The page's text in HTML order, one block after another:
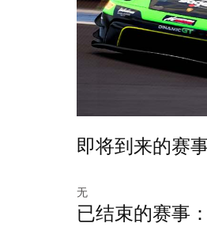
即将到来的赛事
无
已结束的赛事：